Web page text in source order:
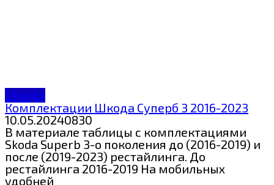
Шкода
Комплектации Шкода Суперб 3 2016-2023
10.05.20240830
В материале таблицы с комплектациями
Skoda Superb 3-о поколения до (2016-2019) и
после (2019-2023) рестайлинга. До
рестайлинга 2016-2019 На мобильных
удобней